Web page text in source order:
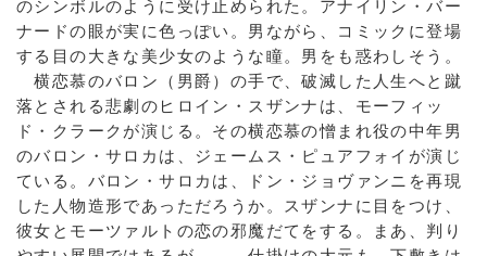
のシンボルのように受け止められた。アナイリン・バー
ナードの眼が実に色っぽい。男ながら、コミックに登場
する目の大きな美少女のような瞳。男をも惑わしそう。
横恋慕のバロン（男爵）の手で、破滅した人生へと蹴
落とされる悲劇のヒロイン・スザンナは、モーフィッ
ド・クラークが演じる。その横恋慕の憎まれ役の中年男
のバロン・サロカは、ジェームス・ピュアフォイが演じ
ている。バロン・サロカは、ドン・ジョヴァンニを再現
した人物造形であっただろうか。スザンナに目をつけ、
彼女とモーツァルトの恋の邪魔だてをする。まあ、判り